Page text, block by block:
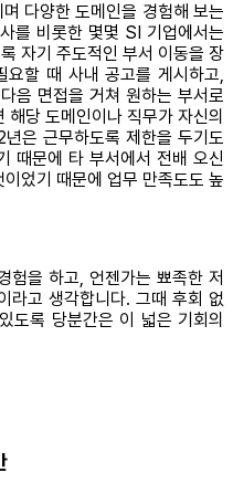
다양한 도메인을 경험해 보는
를 비롯한 몇몇 SI 기업에서는
자기 주도적인 부서 이동을 장
요할 때 사내 공고를 게시하고,
음 면접을 거쳐 원하는 부서로
당 도메인이나 직무가 자신의
은 근무하도록 제한을 두기도
때문에 타 부서에서 전배 오신
었기 때문에 업무 만족도도 높
험을 하고, 언젠가는 뾰족한 저
라고 생각합니다. 그때 후회 없
도록 당분간은 이 넓은 기회의